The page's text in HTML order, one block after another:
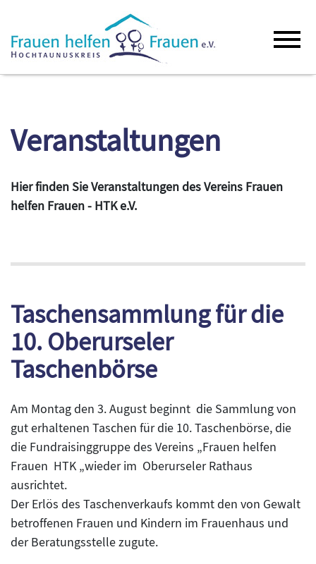
Veranstaltungen
Hier finden Sie Veranstaltungen des Vereins Frauen
helfen Frauen - HTK e.V.
Taschensammlung für die
10. Oberurseler
Taschenbörse
Am Montag den 3. August beginnt die Sammlung von
gut erhaltenen Taschen für die 10. Taschenbörse, die
die Fundraisinggruppe des Vereins „Frauen helfen
Frauen HTK „wieder im Oberurseler Rathaus
ausrichtet.
Der Erlös des Taschenverkaufs kommt den von Gewalt
betroffenen Frauen und Kindern im Frauenhaus und
der Beratungsstelle zugute.